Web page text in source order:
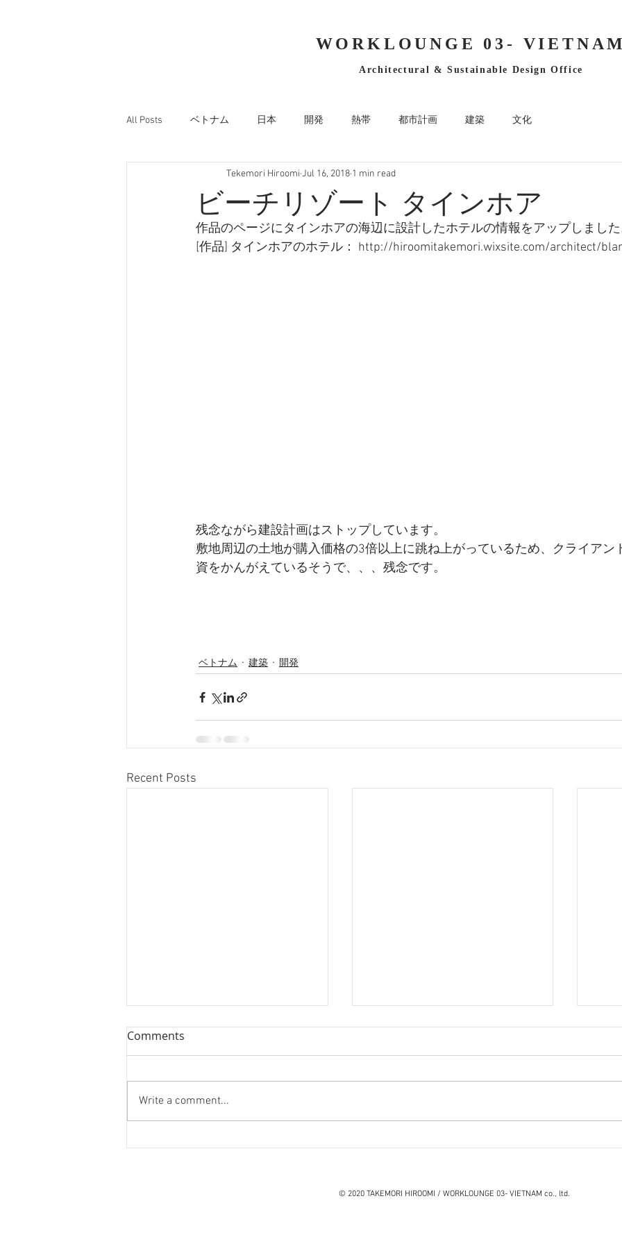
WORKLOUNGE 03- VIETNAM
Architectural & Sustainable Design Office
All Posts ベトナム 日本 開発 熱帯 都市計画 建築 文化
ビーチリゾート タインホア
Tekemori Hiroomi Jul 16, 2018 1 min read
作品のページにタインホアの海辺に設計したホテルの情報をアップしました
[作品] タインホアのホテル： http://hiroomitakemori.wixsite.com/architect/
残念ながら建設計画はストップしています。
敷地周辺の土地が購入価格の3倍以上に跳ね上がっているため、クライアン
資をかんがえているそうで、、、残念です。
ベトナム 建築 開発
Recent Posts
『笑う住宅』石山修武
Comments
Write a comment...
© 2020 TAKEMORI HIROOMI / WORKLOUNGE 03- VIETNAM co., ltd.